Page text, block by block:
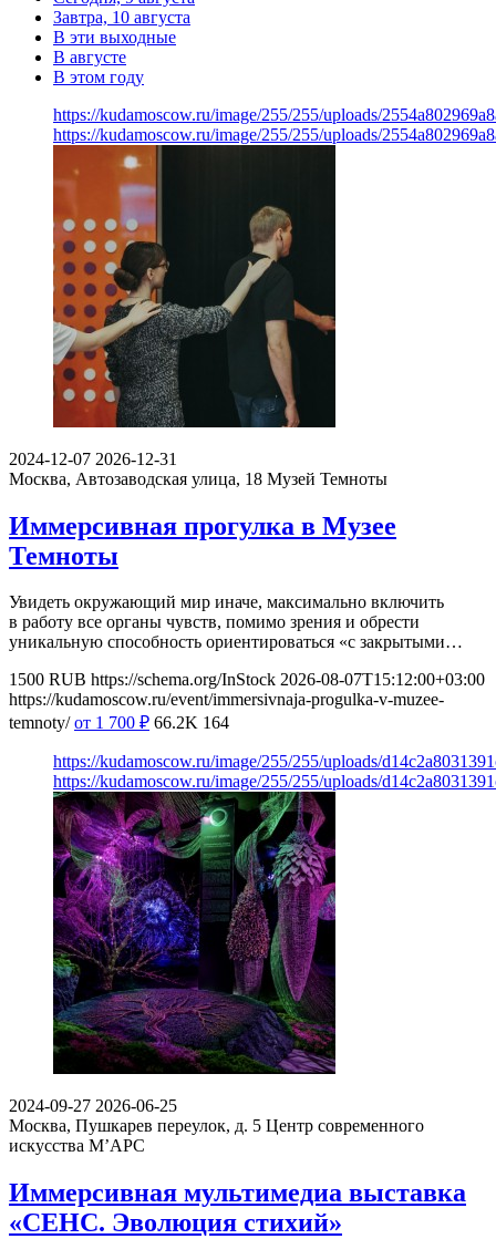
Завтра, 10 августа
В эти выходные
В августе
В этом году
https://kudamoscow.ru/image/255/255/uploads/
https://kudamoscow.ru/image/255/255/uploads/
2024-12-07 2026-12-31
Москва, Автозаводская улица, 18 Музей Темноты
Иммерсивная прогулка в Музее
Темноты
Увидеть окружающий мир иначе, максимально включить
в работу все органы чувств, помимо зрения и обрести
уникальную способность ориентироваться «с закрытыми…
1500 RUB https://schema.org/InStock 2026-08-07T15:12:00+03:00
https://kudamoscow.ru/event/immersivnaja-progulka-v-muzee-
temnoty/ от 1 700 ₽ 66.2K 164
https://kudamoscow.ru/image/255/255/uploads/
https://kudamoscow.ru/image/255/255/uploads/
2024-09-27 2026-06-25
Москва, Пушкарев переулок, д. 5 Центр современного
искусства М’АРС
Иммерсивная мультимедиа выставка
«СЕНС. Эволюция стихий»